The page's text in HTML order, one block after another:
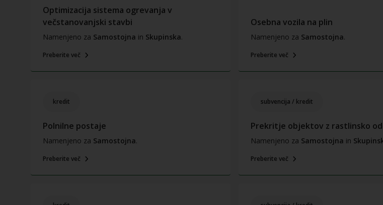
Optimizacija sistema ogrevanja v
večstanovanjski stavbi
Namenjeno za Samostojna in Skupinska.
Preberite več
Osebna vozila na plin
Namenjeno za Samostojna.
Preberite več
kredit
Polnilne postaje
Namenjeno za Samostojna.
Preberite več
subvencija / kredit
Prekritje objektov z rastlinsko
Namenjeno za Samostojna in
Preberite več